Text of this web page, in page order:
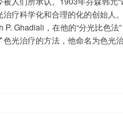
治疗科学化和合理的化的创始人
P. Ghadiali，在他的“分光比色
光治疗的方法，他命名为色光